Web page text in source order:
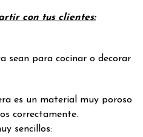
con tus clientes:
sean para cocinar o decorar
es un material muy poroso
correctamente.
sencillos: